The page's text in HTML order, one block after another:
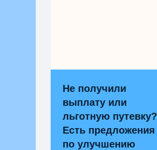
Не получили
выплату или
льготную путевку?
Есть предложения
по улучшению